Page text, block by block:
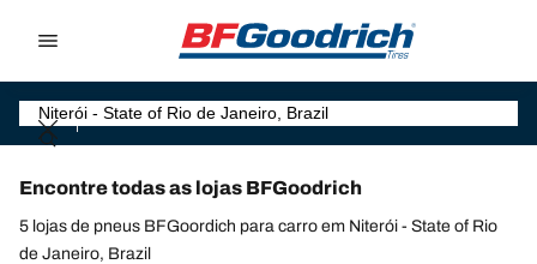
Encontre todas as lojas BFGoodrich
5 lojas de pneus BFGoordich para carro em Niterói - State of Rio
de Janeiro, Brazil